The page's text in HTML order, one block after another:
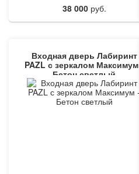
38 000руб.
Входная дверь Лабиринт
PAZL с зеркалом Максимум -
Бетон светлый